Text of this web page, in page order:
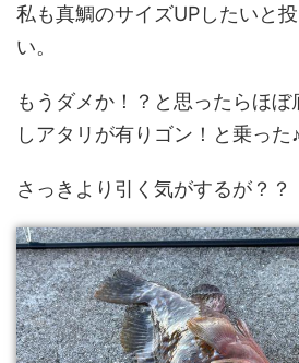
私も真鯛のサイズUPしたいと
い。
もうダメか！？と思ったらほ
しアタリが有りゴン！と乗った♪
さっきより引く気がするが？？